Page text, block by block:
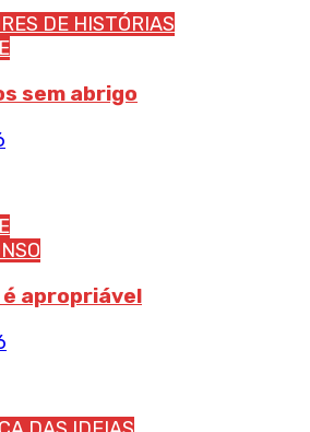
DE HISTÓRIAS
sem abrigo
apropriável